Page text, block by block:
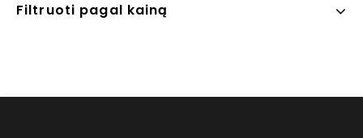
Filtruoti pagal kainą